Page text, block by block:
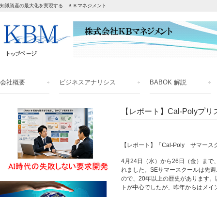
知識資産の最大化を実現する ＫＢマネジメント
会社概要 ビジネスアナリシス BABOK 解説
【レポート】Cal-Polyプリ
【レポート】「Cal-Poly サマース
4月24日（水）から26日（金）まで
れました。SEサマースクールは先
ので、20年以上の歴史があります
トが中心でしたが、昨年からはメ